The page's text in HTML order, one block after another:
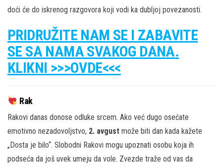
doći će do iskrenog razgovora koji vodi ka dubljoj povezanosti.
PRIDRUŽITE NAM SE I ZABAVITE
SE SA NAMA SVAKOG DANA.
KLIKNI >>>OVDE<<<
Rak
Rakovi danas donose odluke srcem. Ako već dugo osećate
emotivno nezadovoljstvo, 2. avgust može biti dan kada kažete
„Dosta je bilo“. Slobodni Rakovi mogu upoznati osobu koja ih
podseća da još uvek umeju da vole. Zvezde traže od vas da